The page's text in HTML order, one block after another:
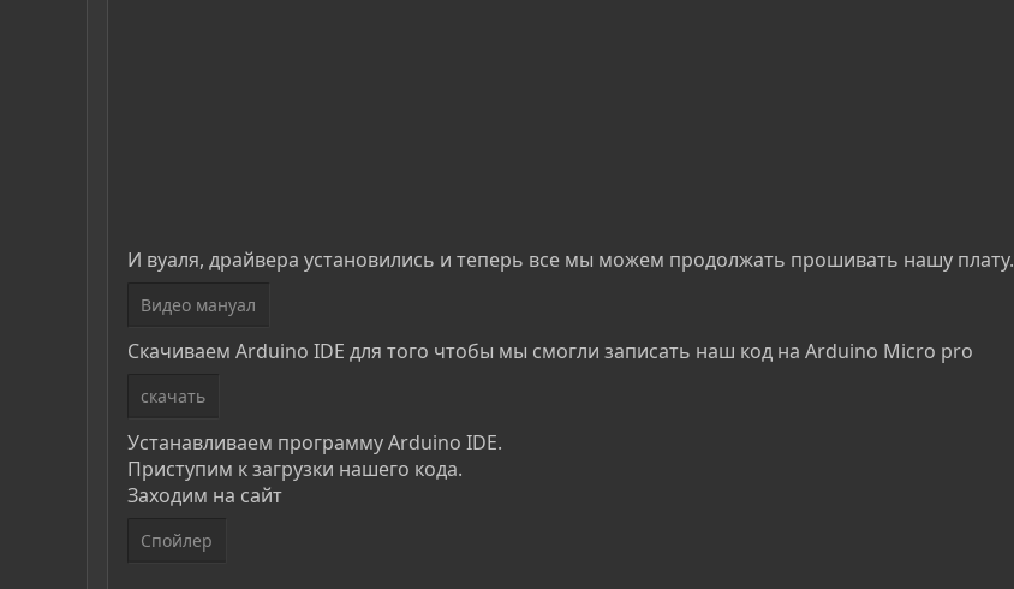
И вуаля, драйвера установились и теперь все мы можем продолжать прошивать нашу плату.
Видео мануал
Скачиваем Arduino IDE для того чтобы мы смогли записать наш код на Arduino Micro pro
скачать
Устанавливаем программу Arduino IDE.
Приступим к загрузки нашего кода.
Заходим на сайт
Спойлер